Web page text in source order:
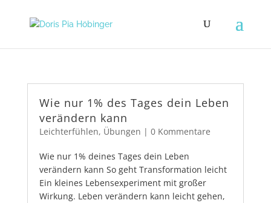
Wie nur 1% des Tages dein Leben
verändern kann
Leichterfühlen, Übungen | 0 Kommentare
Wie nur 1% deines Tages dein Leben
verändern kann So geht Transformation leicht
Ein kleines Lebensexperiment mit großer
Wirkung. Leben verändern kann leicht gehen,